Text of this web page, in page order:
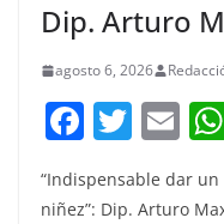
Dip. Arturo
agosto 6, 2026
F
c
T
w
itt
E
ai
“Indispensable dar
niñez”: Dip. Arturo